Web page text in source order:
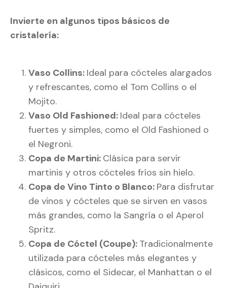
Invierte en algunos tipos básicos de
cristalería:
Vaso Collins: Ideal para cócteles alargados
y refrescantes, como el Tom Collins o el
Mojito.
Vaso Old Fashioned: Ideal para cócteles
fuertes y simples, como el Old Fashioned o
el Negroni.
Copa de Martini: Clásica para servir
martinis y otros cócteles fríos sin hielo.
Copa de Vino Tinto o Blanco: Para disfrutar
de vinos y cócteles que se sirven en vasos
más grandes, como la Sangría o el Aperol
Spritz.
Copa de Cóctel (Coupe): Tradicionalmente
utilizada para cócteles más elegantes y
clásicos, como el Sidecar, el Manhattan o el